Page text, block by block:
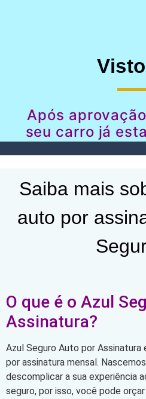
Após
seu carro já
Saiba mais
auto por
O que é o Azul
Assinatura?
Azul Seguro Auto por Assinatura
por assinatura mensal.
descomplicar a sua experiência
seguro, por isso, você pode